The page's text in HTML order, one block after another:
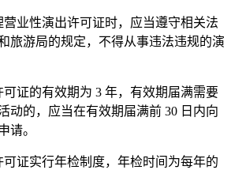
营业性演出许可证时，应当遵守相关法
旅游局的规定，不得从事违法违规的演
证的有效期为 3 年，有效期届满需要
动的，应当在有效期届满前 30 日内向
请。
证实行年检制度，年检时间为每年的